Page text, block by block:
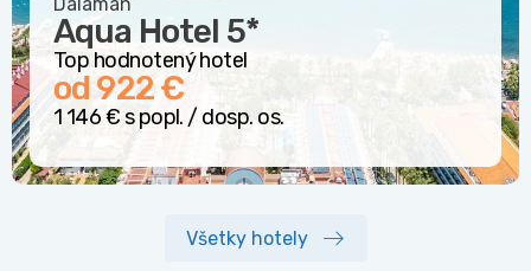
Aqua Hotel 5*
Top hodnotený hotel
od 922 €
1 146 € s popl. / dosp. os.
Všetky hotely